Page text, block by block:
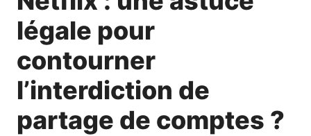
légale pour
contourner
l’interdiction de
partage de comptes ?